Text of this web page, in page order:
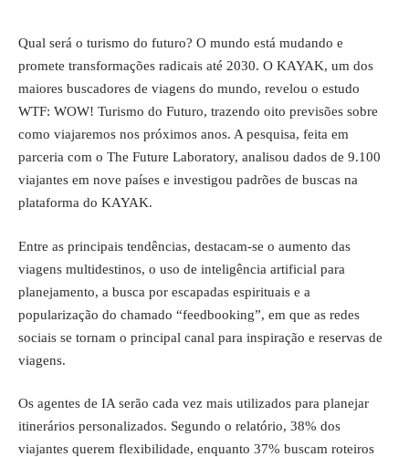
Qual será o turismo do futuro? O mundo está mudando e
promete transformações radicais até 2030. O KAYAK, um dos
maiores buscadores de viagens do mundo, revelou o estudo
WTF: WOW! Turismo do Futuro, trazendo oito previsões sobre
como viajaremos nos próximos anos. A pesquisa, feita em
parceria com o The Future Laboratory, analisou dados de 9.100
viajantes em nove países e investigou padrões de buscas na
plataforma do KAYAK.
Entre as principais tendências, destacam-se o aumento das
viagens multidestinos, o uso de inteligência artificial para
planejamento, a busca por escapadas espirituais e a
popularização do chamado “feedbooking”, em que as redes
sociais se tornam o principal canal para inspiração e reservas de
viagens.
Os agentes de IA serão cada vez mais utilizados para planejar
itinerários personalizados. Segundo o relatório, 38% dos
viajantes querem flexibilidade, enquanto 37% buscam roteiros